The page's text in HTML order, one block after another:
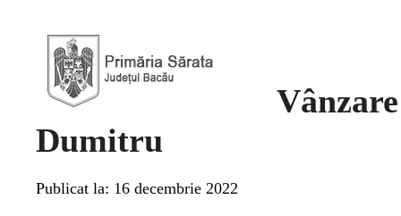
Dumitru
Publicat la: 16 decembrie 2022